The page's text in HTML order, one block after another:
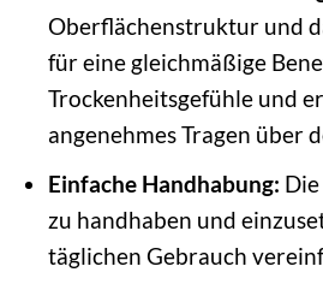
Oberflächenstruktur und
für eine gleichmäßige
Trockenheitsgefühle und
angenehmes Tragen über
Einfache Handhabung:
zu handhaben und
täglichen Gebrauch